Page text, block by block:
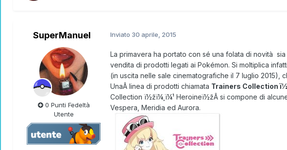
SuperManuel
0 Punti Fedeltà
Utente
Inviato 30 aprile, 2015
La primavera ha portato con sé una folata di novità
vendita di prodotti legati ai Pokémon. Si moltiplica
(in uscita nelle sale cinematografiche il 7 luglio 2015),
UnaÂ linea di prodotti chiamata Trainers Collection
Collection ï½žï¼¸ï¼¹ Heroineï½žÂ si compone di
Vespera, Meridia ed Aurora.